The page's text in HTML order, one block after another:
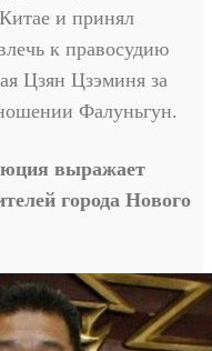
и принял
к правосудию
Цзян Цзэминя за
Фалуньгун.
выражает
города Нового